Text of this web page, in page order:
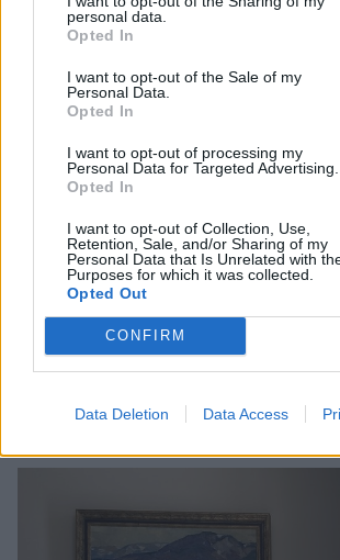
personal data.
Opted In
I want to opt-out of the Sale of my
Personal Data.
Opted In
I want to opt-out of processing my
Personal Data for Targeted Advertising.
Opted In
I want to opt-out of Collection, Use,
Retention, Sale, and/or Sharing of my
Personal Data that Is Unrelated with
Purposes for which it was collected.
Opted Out
CONFIRM
Data Deletion Data Access
verslininką užklupo liga ir jis
nuo artimųjų.
46 metų Aistė Karpavičienė, už
ištekėjusi likus vos keliems
Tenerifėje, o ten esantį namą
Tačiau paprašyta patikslinti, ką
jaunoji našlė neatsakė.
J.Karpė tikino, kad viloje
jaunosios našlės pėdsakų.